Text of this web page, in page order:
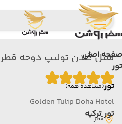
صفحه اصلی
تور
تور(مشاهده همه)
تور ترکیه
هتل گلدن تولیپ دوحه قطر
Golden Tulip Doha Hotel
قطر